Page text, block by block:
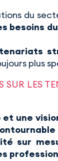
du
besoins
plus
LES
une
sur